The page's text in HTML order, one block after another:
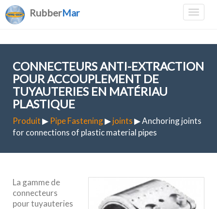
RubberMar
CONNECTEURS ANTI-EXTRACTION
POUR ACCOUPLEMENT DE
TUYAUTERIES EN MATÉRIAU
PLASTIQUE
Produit▶ Pipe Fastening▶joints▶ Anchoring joints
for connections of plastic material pipes
La gamme de
connecteurs
pour tuyauteries